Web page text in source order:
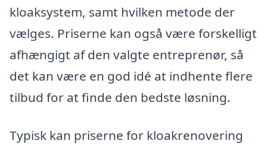
kloaksystem, samt hvilken metode der
vælges. Priserne kan også være forskelligt
afhængigt af den valgte entreprenør, så
det kan være en god idé at indhente flere
tilbud for at finde den bedste løsning.
Typisk kan priserne for kloakrenovering